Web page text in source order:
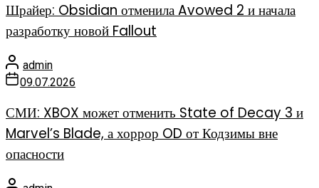
Шрайер: Obsidian отменила Avowed 2 и начала
разработку новой Fallout
admin
09.07.2026
СМИ: XBOX может отменить State of Decay 3 и
Marvel’s Blade, а хоррор OD от Кодзимы вне
опасности